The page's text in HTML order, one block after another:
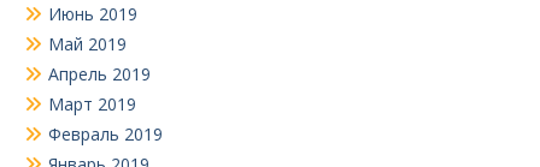
Июнь 2019
Май 2019
Апрель 2019
Март 2019
Февраль 2019